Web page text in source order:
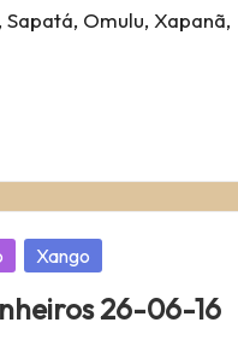
Omulu, Xapanã,
Xango
26-06-16